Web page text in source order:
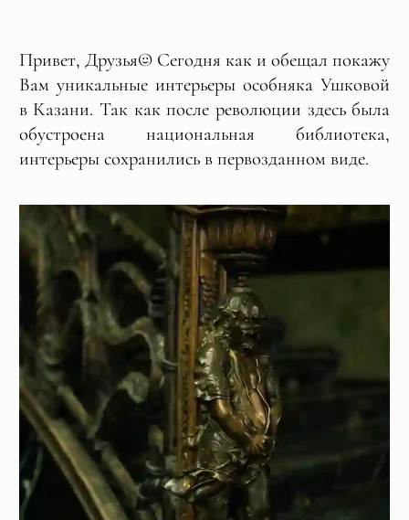
Привет, Друзья☺️ Сегодня как и обещал покажу
Вам уникальные интерьеры особняка Ушковой
в Казани. Так как после революции здесь была
обустроена национальная библиотека,
интерьеры сохранились в первозданном виде.